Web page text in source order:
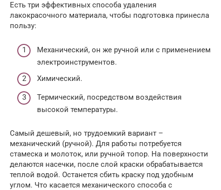
Есть три эффективных способа удаления
лакокрасочного материала, чтобы подготовка принесла
пользу:
Механический, он же ручной или с применением
электроинструментов.
Химический.
Термический, посредством воздействия
высокой температуры.
Самый дешевый, но трудоемкий вариант –
механический (ручной). Для работы потребуется
стамеска и молоток, или ручной топор. На поверхности
делаются насечки, после слой краски обрабатывается
теплой водой. Останется сбить краску под удобным
углом. Что касается механического способа с